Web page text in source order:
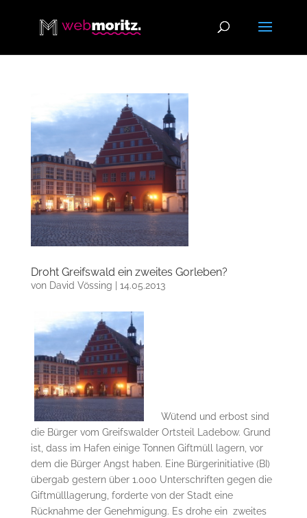
Droht Greifswald ein zweites Gorleben?
von David Vössing 14.05.2013
Wütend und erbost sind
die Bürger vom Greifswalder Ortsteil Ladebow. Grund
ist, dass im Hafen einige Tonnen Giftmüll lagern, vor
dem die Bürger Angst haben. Eine Bürgerinitiative (BI)
übergab gestern über 1.000 Unterschriften gegen die
Giftmülllagerung, forderte von der Stadt eine
Rücknahme der Genehmigung. Es drohe ein zweites